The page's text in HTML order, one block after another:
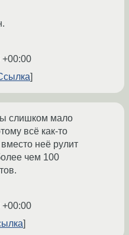
+00:00
слишком мало
всё как-то
неё рулит
чем 100
+00:00